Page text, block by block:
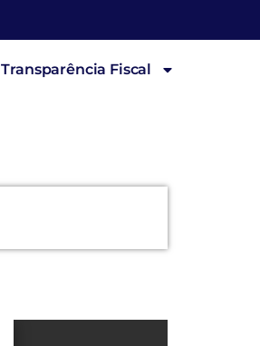
Transparência Fiscal